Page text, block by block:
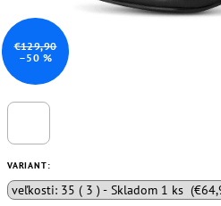
VARIANT:
€129,90
–50 %